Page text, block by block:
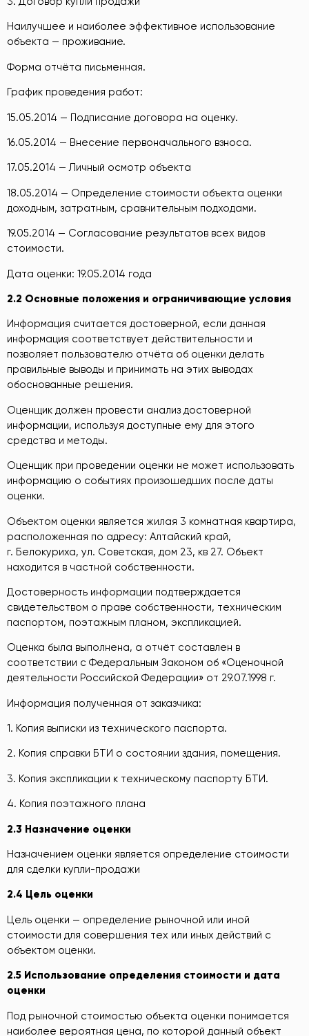
Наилучшее и наиболее эффективное использование
объекта — проживание.
Форма отчёта письменная.
График проведения работ:
15.05.2014 — Подписание договора на оценку.
16.05.2014 — Внесение первоначального взноса.
17.05.2014 — Личный осмотр объекта
18.05.2014 — Определение стоимости объекта оценки
доходным, затратным, сравнительным подходами.
19.05.2014 — Согласование результатов всех видов
стоимости.
Дата оценки: 19.05.2014 года
2.2 Основные положения и ограничивающие условия
Информация считается достоверной, если данная
информация соответствует действительности и
позволяет пользователю отчёта об оценки делать
правильные выводы и принимать на этих выводах
обоснованные решения.
Оценщик должен провести анализ достоверной
информации, используя доступные ему для этого
средства и методы.
Оценщик при проведении оценки не может использовать
информацию о событиях произошедших после даты
оценки.
Объектом оценки является жилая 3 комнатная квартира,
расположенная по адресу: Алтайский край,
г. Белокуриха, ул. Советская, дом 23, кв 27. Объект
находится в частной собственности.
Достоверность информации подтверждается
свидетельством о праве собственности, техническим
паспортом, поэтажным планом, экспликацией.
Оценка была выполнена, а отчёт составлен в
соответствии с Федеральным Законом об «Оценочной
деятельности Российской Федерации» от 29.07.1998 г.
Информация полученная от заказчика:
1. Копия выписки из технического паспорта.
2. Копия справки БТИ о состоянии здания, помещения.
3. Копия экспликации к техническому паспорту БТИ.
4. Копия поэтажного плана
2.3 Назначение оценки
Назначением оценки является определение стоимости
для сделки купли-продажи
2.4 Цель оценки
Цель оценки — определение рыночной или иной
стоимости для совершения тех или иных действий с
объектом оценки.
2.5 Использование определения стоимости и дата
оценки
Под рыночной стоимостью объекта оценки понимается
наиболее вероятная цена, по которой данный объект